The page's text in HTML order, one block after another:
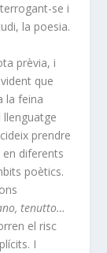
se i
la poesia.
prèvia, i
que
la feina
llenguatge
prendre
diferents
poètics.
tenutto…
el risc
I